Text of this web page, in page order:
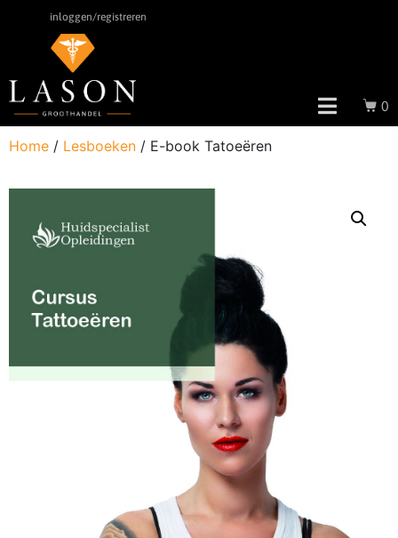
inloggen/registreren
0
Home / Lesboeken / E-book Tatoeëren